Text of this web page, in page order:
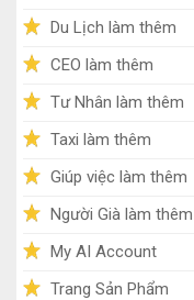
Du Lịch làm thêm
CEO làm thêm
Tư Nhân làm thêm
Taxi làm thêm
Giúp việc làm thêm
Người Già làm thêm
My AI Account
Trang Sản Phẩm